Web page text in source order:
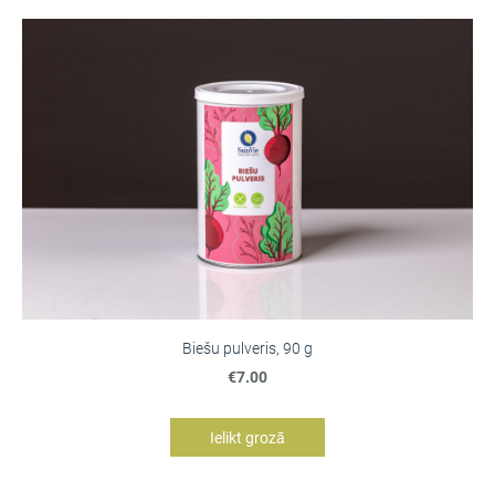
Biešu pulveris, 90 g
€7.00
Ielikt grozā